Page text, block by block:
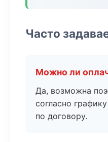
Часто
Можно ли
Да, возможна
согласно
по договору.